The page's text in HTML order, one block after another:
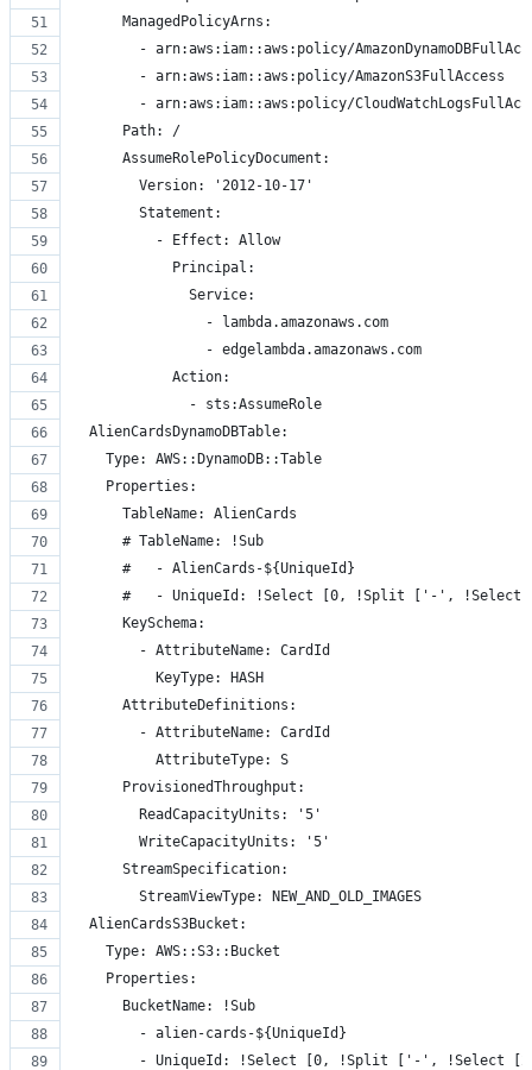
      ManagedPolicyArns:
- arn:aws:iam::aws:policy/
        - arn:aws:iam::aws:policy/AmazonS3FullAccess
- arn:aws:iam::aws:policy/
      Path: /
      AssumeRolePolicyDocument:
        Version: '2012-10-17'
        Statement:
          - Effect: Allow
            Principal:
              Service:
                - lambda.amazonaws.com
                - edgelambda.amazonaws.com
            Action:
              - sts:AssumeRole
  AlienCardsDynamoDBTable:
    Type: AWS::DynamoDB::Table
    Properties:
      TableName: AlienCards
      # TableName: !Sub
      #   - AlienCards-${UniqueId}
#   - UniqueId: !Select [0, !Split ['-',
      KeySchema:
        - AttributeName: CardId
          KeyType: HASH
      AttributeDefinitions:
        - AttributeName: CardId
          AttributeType: S
      ProvisionedThroughput:
        ReadCapacityUnits: '5'
        WriteCapacityUnits: '5'
      StreamSpecification:
        StreamViewType: NEW_AND_OLD_IMAGES
  AlienCardsS3Bucket:
    Type: AWS::S3::Bucket
    Properties:
      BucketName: !Sub
        - alien-cards-${UniqueId}
- UniqueId: !Select [0, !Split ['-', !Select